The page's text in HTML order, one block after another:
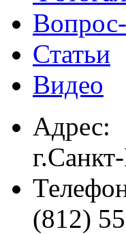
Статьи
Видео
Адрес:
(812)